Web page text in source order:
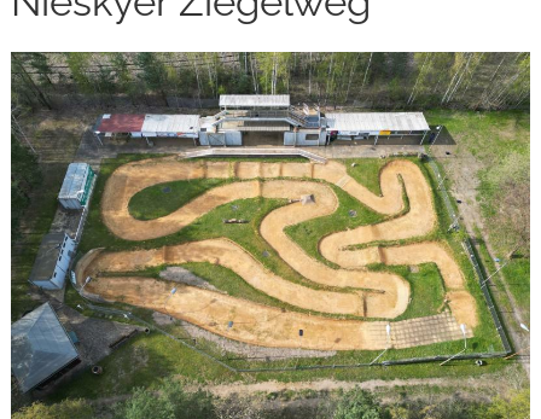
Anzeigensuche
Digitale Ausgaben